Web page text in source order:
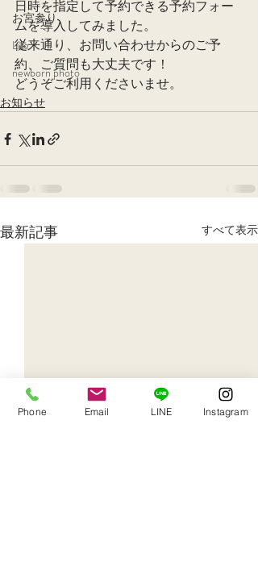
お宮参り
Life
newborn photo
日時を指定して予約できる予約フォー
ムを導入してみました。
従来通り、お問い合わせからのご予
約、ご質問も大丈夫です！
どうぞご利用くださいませ。
お知らせ
最新記事 すべて表示
Phone Email LINE Instagram